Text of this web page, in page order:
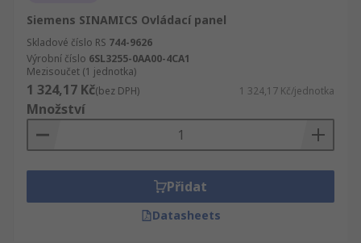
Siemens SINAMICS Ovládací panel
Skladové číslo RS 744-9626
Výrobní číslo 6SL3255-0AA00-4CA1
Mezisoučet (1 jednotka)
1 324,17 Kč(bez DPH) 1 324,17 Kč/jednotka
Množství
Přidat
Datasheets